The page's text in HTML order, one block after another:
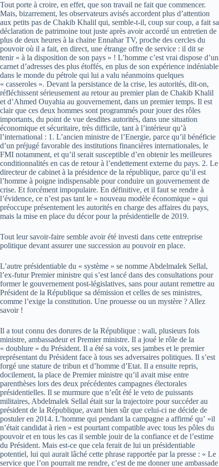
Tout porte à croire, en effet, que son travail ne fait que commencer.
Mais, bizarrement, les observateurs avisés accordent plus d’attention
aux petits pas de Chakib Khalil qui, semble-t-il, coup sur coup, a fait sa
déclaration de patrimoine tout juste après avoir accordé un entretien de
plus de deux heures à la chaine Ennahar TV, proche des cercles du
pouvoir où il a fait, en direct, une étrange offre de service : il dit se
tenir « à la disposition de son pays » ! L’homme c’est vrai dispose d’un
carnet d’adresses des plus étoffés, en plus de son expérience indéniable
dans le monde du pétrole qui lui a valu néanmoins quelques
« casseroles ». Devant la persistance de la crise, les autorités, dit-on,
réfléchissent sérieusement au retour au premier plan de Chakib Khalil
et d’Ahmed Ouyahia au gouvernement, dans un premier temps. Il est
clair que ces deux hommes sont programmés pour jouer des rôles
importants, du point de vue desdites autorités, dans une situation
économique et sécuritaire, très difficile, tant à l’intérieur qu’à
l’international : 1. L’ancien ministre de l’Energie, parce qu’il bénéficie
d’un préjugé favorable des institutions financières internationales, le
FMI notamment, et qu’il serait susceptible d’en obtenir les meilleures
conditionnalités en cas de retour à l’endettement externe du pays. 2. Le
directeur de cabinet à la présidence de la république, parce qu’il est
l’homme à poigne indispensable pour conduire un gouvernement de
crise. Et forcément impopulaire. En définitive, et il faut se rendre à
l’évidence, ce n’est pas tant le « nouveau modèle économique » qui
préoccupe présentement les autorités en charge des affaires du pays,
mais la mise en place du décor pour la présidentielle de 2019.
Tout leur savoir-faire semble avoir été investi dans cette entreprise
politique devant assurer une succession au pouvoir en place.
L’autre présidentiable du « système » se nomme Abdelmalek Sellal,
l’ex-futur Premier ministre qui s’est lancé dans des consultations pour
former le gouvernement post-législatives, sans pour autant remettre au
Président de la République sa démission et celles de ses ministres,
comme l’exige la constitution. Une prouesse ou un mystère ? Allez
savoir !
Il a tout connu des dorures de la République : wali, plusieurs fois
ministre, ambassadeur et Premier ministre. Il a joué le rôle de la
« doublure » du Président. Il a été sa voix, ses jambes et le premier
représentant du Président face à tous ses adversaires politiques. Il s’est
forgé une stature de tribun et d’homme d’Etat. Il a ensuite repris,
docilement, la place de Premier ministre qu’il avait mise entre
parenthèses lors des deux précédentes campagnes électorales
présidentielles. Il se murmure que n’eût été le veto de puissants
militaires, Abdelmalek Sellal était sur la trajectoire pour succéder au
président de la République, avant bien sûr que celui-ci ne décide de
postuler en 2014. L’homme qui pendant la campagne a affirmé qu’ »il
n’était candidat à rien » est pourtant compatible avec tous les pôles du
pouvoir et en tous les cas il semble jouir de la confiance et de l’estime
du Président. Mais est-ce que cela ferait de lui un présidentiable
potentiel, lui qui aurait lâché cette phrase rapportée par la presse : « Le
service que l’on pourrait me rendre, c’est de me donner une ambassade